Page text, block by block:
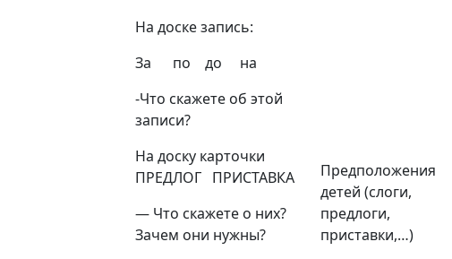
На доске запись:
За по до на
-Что скажете об этой
записи?
На доску карточки
ПРЕДЛОГ ПРИСТАВКА
— Что скажете о них?
Зачем они нужны?
Предположения
детей (слоги,
предлоги,
приставки,…)